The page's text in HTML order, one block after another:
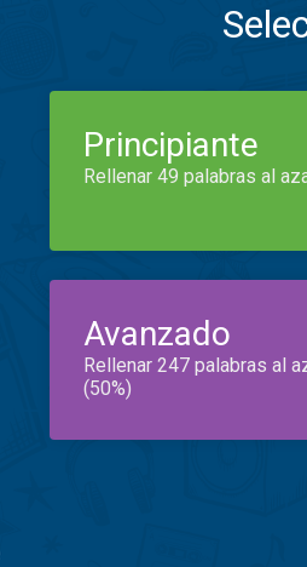
Principiante
Rellenar 49 palabras al
Avanzado
Rellenar 247 palabras al
(50%)